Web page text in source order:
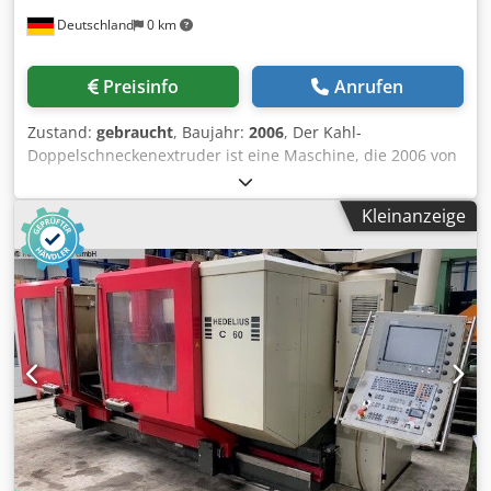
Deutschland 0 km
Preisinfo Anrufen
Zustand: gebraucht, Baujahr: 2006, Der Kahl-
Doppelschneckenextruder ist eine Maschine, die 2006 von
Kahl hergestellt wurde. Er wird derzeit in Deutschland
gelagert und ist mit einem Feinkornbehaelter,
Feinkornaustrag, Feinkornsack, einer Bandeinheit (Typ:
BTK 1510-0), Wasserzugabe, Extruder und Zuluftgeblaese
ausgestattet und wurde 2016 ueberholt. Er umfasst
ausserdem Staubentfernung, Taumelsieb, Entstaubung,
Endverpackung, Bandtrockner, Produktbehaelter,
Rohrkettenfoerderer, Zyklon, Drehventil, Verteiler,
Staubsack, Abluftgeblaese, Luftstromrotationstrockner,
Zufuehrtisch, Mischer und ein zusaetzliches
Zuluftgeblaese und Bandtrockner. Die Lieferbedingungen
sind FCA. Ausstattung: 1 x Aufgabetisch, 1 x
Rohrkettenfoerderer, 1 x Mischer 1 x Wasserzugabe, 1 x
Extruder, 1 x Zuluftgeblaese, 1 x Zyklon, 1 x
Kleinanzeige